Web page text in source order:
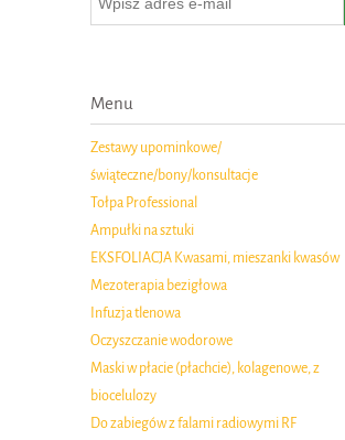
Menu
Zestawy upominkowe/
świąteczne/bony/konsultacje
Tołpa Professional
Ampułki na sztuki
EKSFOLIACJA Kwasami, mieszanki kwasów
Mezoterapia bezigłowa
Infuzja tlenowa
Oczyszczanie wodorowe
Maski w płacie (płachcie), kolagenowe, z
biocelulozy
Do zabiegów z falami radiowymi RF